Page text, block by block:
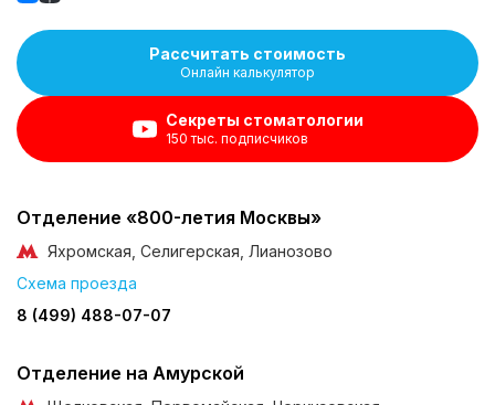
Рассчитать стоимость
Онлайн калькулятор
Секреты стоматологии
150 тыс. подписчиков
Отделение «800-летия Москвы»
Яхромская, Селигерская, Лианозово
Схема проезда
8 (499) 488-07-07
Отделение на Амурской